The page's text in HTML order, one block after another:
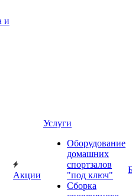
Акции
Услуги
Оборудование
домашних
спортзалов
"под ключ"
Сборка